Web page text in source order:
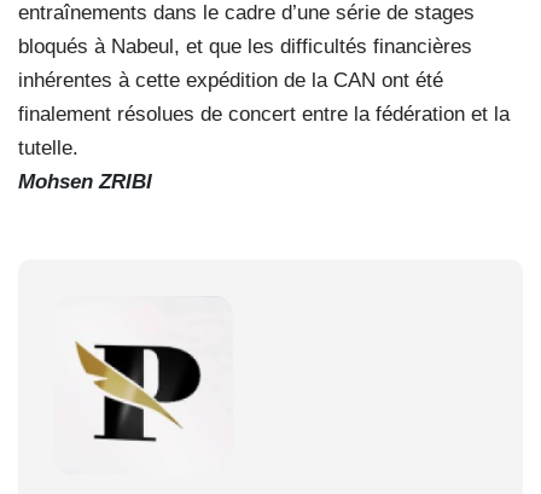
entraînements dans le cadre d’une série de stages
bloqués à Nabeul, et que les difficultés financières
inhérentes à cette expédition de la CAN ont été
finalement résolues de concert entre la fédération et la
tutelle.
Mohsen ZRIBI